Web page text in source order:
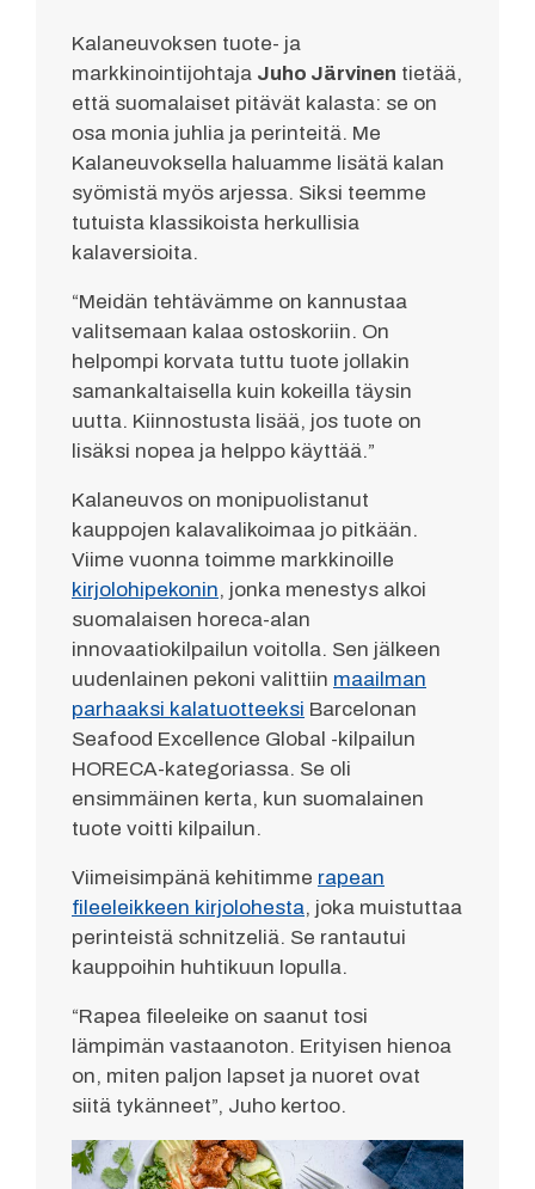
Kalaneuvoksen tuote- ja
markkinointijohtaja Juho Järvinen tietää,
että suomalaiset pitävät kalasta: se on
osa monia juhlia ja perinteitä. Me
Kalaneuvoksella haluamme lisätä kalan
syömistä myös arjessa. Siksi teemme
tutuista klassikoista herkullisia
kalaversioita.
“Meidän tehtävämme on kannustaa
valitsemaan kalaa ostoskoriin. On
helpompi korvata tuttu tuote jollakin
samankaltaisella kuin kokeilla täysin
uutta. Kiinnostusta lisää, jos tuote on
lisäksi nopea ja helppo käyttää.”
Kalaneuvos on monipuolistanut
kauppojen kalavalikoimaa jo pitkään.
Viime vuonna toimme markkinoille
kirjolohipekonin, jonka menestys alkoi
suomalaisen horeca-alan
innovaatiokilpailun voitolla. Sen jälkeen
uudenlainen pekoni valittiin maailman
parhaaksi kalatuotteeksi Barcelonan
Seafood Excellence Global -kilpailun
HORECA-kategoriassa. Se oli
ensimmäinen kerta, kun suomalainen
tuote voitti kilpailun.
Viimeisimpänä kehitimme rapean
fileeleikkeen kirjolohesta, joka muistuttaa
perinteistä schnitzeliä. Se rantautui
kauppoihin huhtikuun lopulla.
“Rapea fileeleike on saanut tosi
lämpimän vastaanoton. Erityisen hienoa
on, miten paljon lapset ja nuoret ovat
siitä tykänneet”, Juho kertoo.